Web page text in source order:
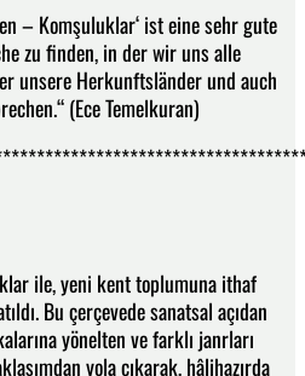
– Komşuluklar‘ ist eine sehr gute
zu finden, in der wir uns alle
unsere Herkunftsländer und auch
(Ece Temelkuran)
ile, yeni kent toplumuna ithaf
Bu çerçevede sanatsal açıdan
yönelten ve farklı janrları
yola çıkarak, hâlihazırda